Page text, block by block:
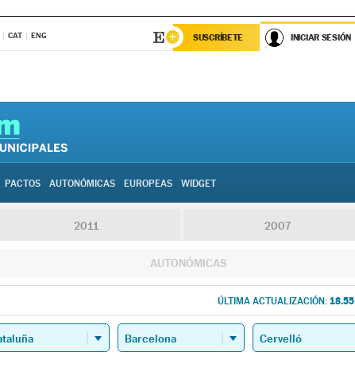
CAT ENG SUSCRÍBETE INICIAR SESIÓN
PACTOS AUTONÓMICAS EUROPEAS WIDGET
2011 2007
AUTONÓMICAS
ÚLTIMA ACTUALIZACIÓN: 18.55